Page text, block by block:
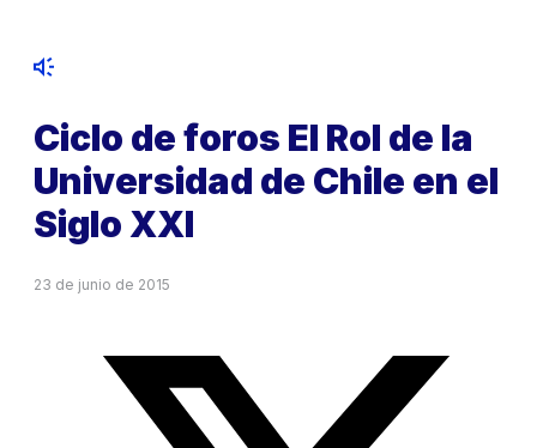
Ciclo de foros El Rol de la
Universidad de Chile en el
Siglo XXI
23 de junio de 2015